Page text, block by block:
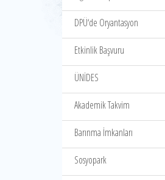
DPÜ‘de Oryantasyon
Etkinlik Başvuru
ÜNİDES
Akademik Takvim
Barınma İmkanları
Sosyopark